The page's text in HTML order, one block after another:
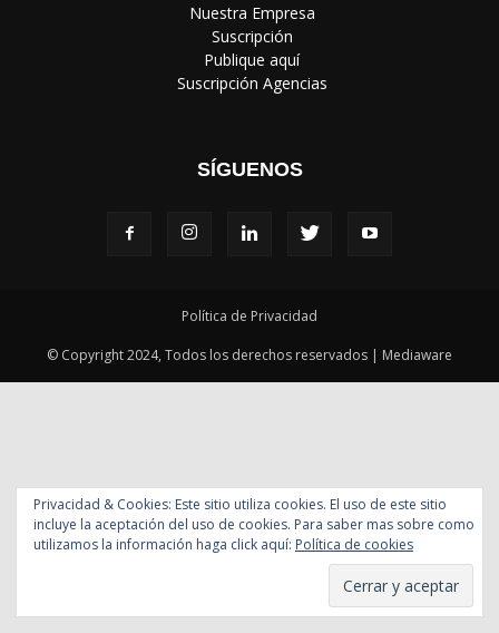
‎ Nuestra Empresa
‎ Suscripción
‎ Publique aquí
‎ Suscripción Agencias
SÍGUENOS
Política de Privacidad
© Copyright 2024, Todos los derechos reservados | Mediaware
Privacidad & Cookies: Este sitio utiliza cookies. El uso de este sitio
incluye la aceptación del uso de cookies. Para saber mas sobre como
utilizamos la información haga click aquí: Política de cookies